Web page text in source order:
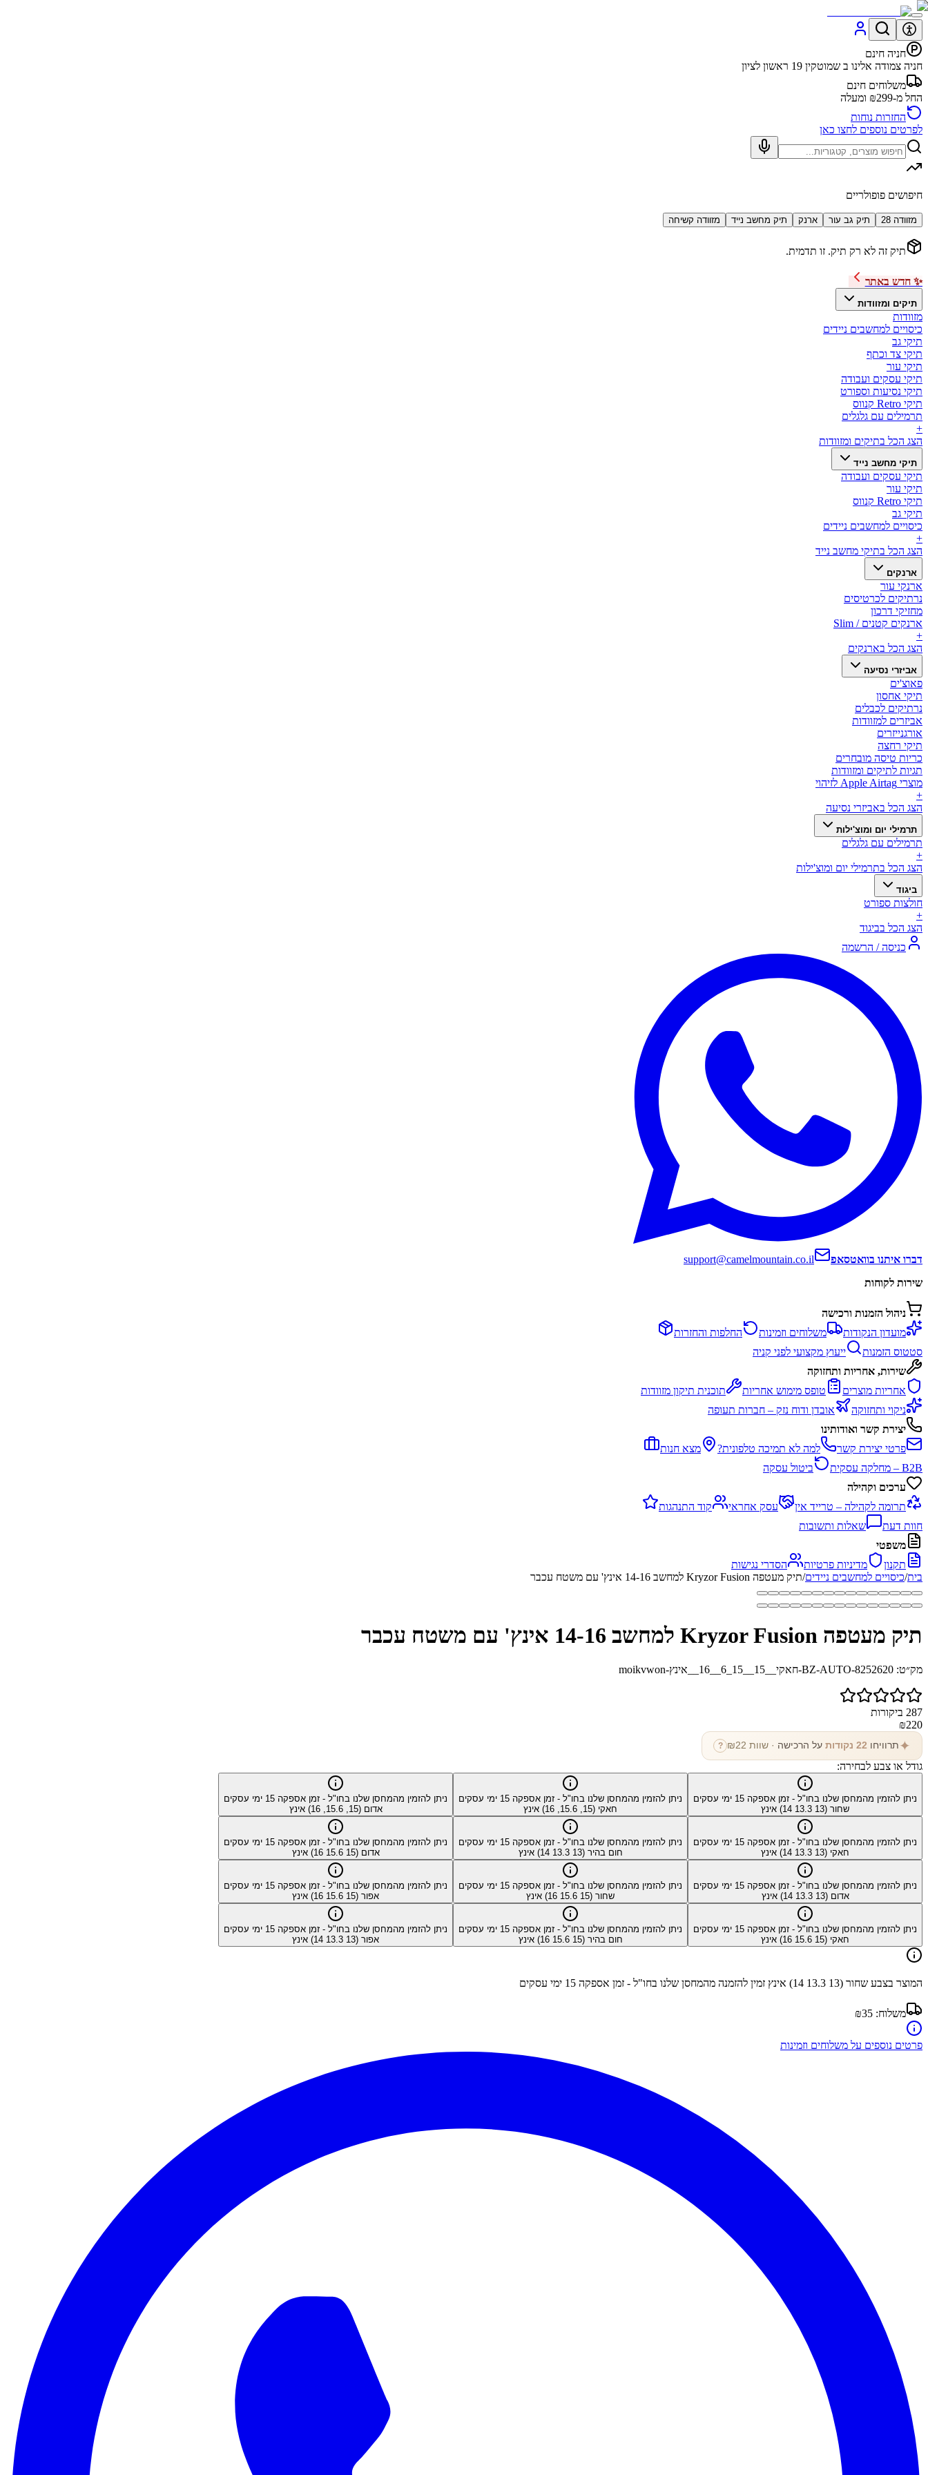
חניה חינם
חניה צמודה אלינו ב שמוטקין 19 ראשון לציון
משלוחים חינם
החל מ-₪299 ומעלה
החזרות נוחות
לפרטים נוספים לחצו כאן
חיפושים פופולריים
מזוודה 28 תיק גב עור ארנק תיק מחשב נייד מזוודה קשיחה
תיק זה לא רק תיק. זו תדמית.
✨ חדש באתר
תיקים ומזוודות
מזוודות
כיסויים למחשבים ניידים
תיקי גב
תיקי צד וכתף
תיקי עור
תיקי עסקים ועבודה
תיקי נסיעות וספורט
תיקי Retro קנווס
תרמילים עם גלגלים
+
הצג הכל בתיקים ומזוודות
תיקי מחשב נייד
תיקי עסקים ועבודה
תיקי עור
תיקי Retro קנווס
תיקי גב
כיסויים למחשבים ניידים
+
הצג הכל בתיקי מחשב נייד
ארנקים
ארנקי עור
נרתיקים לכרטיסים
מחזיקי דרכון
ארנקים קטנים / Slim
+
הצג הכל בארנקים
אביזרי נסיעה
פאוצ'ים
תיקי אחסון
נרתיקים לכבלים
אביזרים למזוודות
אורגנייזרים
תיקי רחצה
כריות טיסה מובחרים
תגיות לתיקים ומזוודות
מוצרי Apple Airtag לזיהוי
+
הצג הכל באביזרי נסיעה
תרמילי יום ומוצ'ילות
תרמילים עם גלגלים
+
הצג הכל בתרמילי יום ומוצ'ילות
ביגוד
חולצות ספורט
+
הצג הכל בביגוד
כניסה / הרשמה
דברו איתנו בוואטסאפ
support@camelmountain.co.il
שירות לקוחות
ניהול הזמנות ורכישה
מועדון הנקודות
משלוחים וזמינות
החלפות והחזרות
סטטוס הזמנות
ייעוץ מקצועי לפני קניה
שירות, אחריות ותחזוקה
אחריות מוצרים
טופס מימוש אחריות
תוכנית תיקון מזוודות
ניקוי ותחזוקה
אובדן ודוח נזק – חברות תעופה
יצירת קשר ואודותינו
פרטי יצירת קשר
למה לא תמיכה טלפונית?
מצא חנות
B2B – מחלקה עסקית
ביטול עסקה
ערכים וקהילה
תרומה לקהילה – טרייד אין
עסק אחראי
קוד התנהגות
חוות דעת
שאלות ותשובות
משפטי
תקנון
מדיניות פרטיות
הסדרי נגישות
בית/כיסויים למחשבים ניידים/תיק מעטפה Kryzor Fusion למחשב 14-16 אינץ' עם משטח עכבר
תיק מעטפה Kryzor Fusion למחשב 14-16 אינץ' עם משטח עכבר
מק״ט: BZ-AUTO-8252620-חאקי__15__15_6__16__אינץ-moikvwon
287 ביקורות
₪220
✦ תרוויחו 22 נקודות על הרכישה · שוות ₪ 22
?
גודל או צבע לבחירה:
ניתן להזמין מהמחסן שלנו בחו"ל - זמן אספקה 15 ימי עסקים
שחור (13 13.3 14) אינץ
ניתן להזמין מהמחסן שלנו בחו"ל - זמן אספקה 15 ימי עסקים
חאקי (15, 15.6, 16) אינץ
ניתן להזמין מהמחסן שלנו בחו"ל - זמן אספקה 15 ימי עסקים
אדום (15, 15.6, 16) אינץ
ניתן להזמין מהמחסן שלנו בחו"ל - זמן אספקה 15 ימי עסקים
חאקי (13 13.3 14) אינץ
ניתן להזמין מהמחסן שלנו בחו"ל - זמן אספקה 15 ימי עסקים
חום בהיר (13 13.3 14) אינץ
ניתן להזמין מהמחסן שלנו בחו"ל - זמן אספקה 15 ימי עסקים
אדום (15 15.6 16) אינץ
ניתן להזמין מהמחסן שלנו בחו"ל - זמן אספקה 15 ימי עסקים
אדום (13 13.3 14) אינץ
ניתן להזמין מהמחסן שלנו בחו"ל - זמן אספקה 15 ימי עסקים
שחור (15 15.6 16) אינץ
ניתן להזמין מהמחסן שלנו בחו"ל - זמן אספקה 15 ימי עסקים
אפור (15 15.6 16) אינץ
ניתן להזמין מהמחסן שלנו בחו"ל - זמן אספקה 15 ימי עסקים
חאקי (15 15.6 16) אינץ
ניתן להזמין מהמחסן שלנו בחו"ל - זמן אספקה 15 ימי עסקים
חום בהיר (15 15.6 16) אינץ
ניתן להזמין מהמחסן שלנו בחו"ל - זמן אספקה 15 ימי עסקים
אפור (13 13.3 14) אינץ
המוצר בצבע שחור (13 13.3 14) אינץ זמין להזמנה מהמחסן שלנו בחו"ל - זמן אספקה 15 ימי עסקים
משלוח: ₪35
פרטים נוספים על משלוחים וזמינות